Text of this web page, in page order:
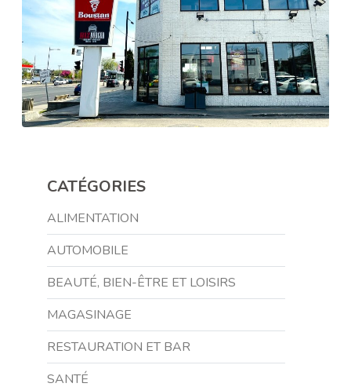
CATÉGORIES
ALIMENTATION
AUTOMOBILE
BEAUTÉ, BIEN-ÊTRE ET LOISIRS
MAGASINAGE
RESTAURATION ET BAR
SANTÉ